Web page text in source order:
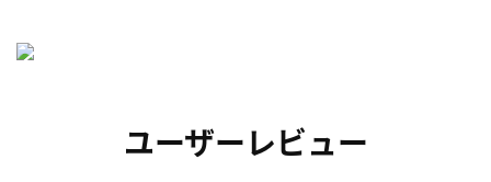
ユーザーレビュー